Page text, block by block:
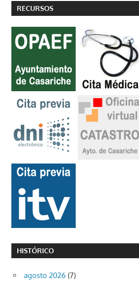
RECURSOS
HISTÓRICO
agosto 2026 (7)